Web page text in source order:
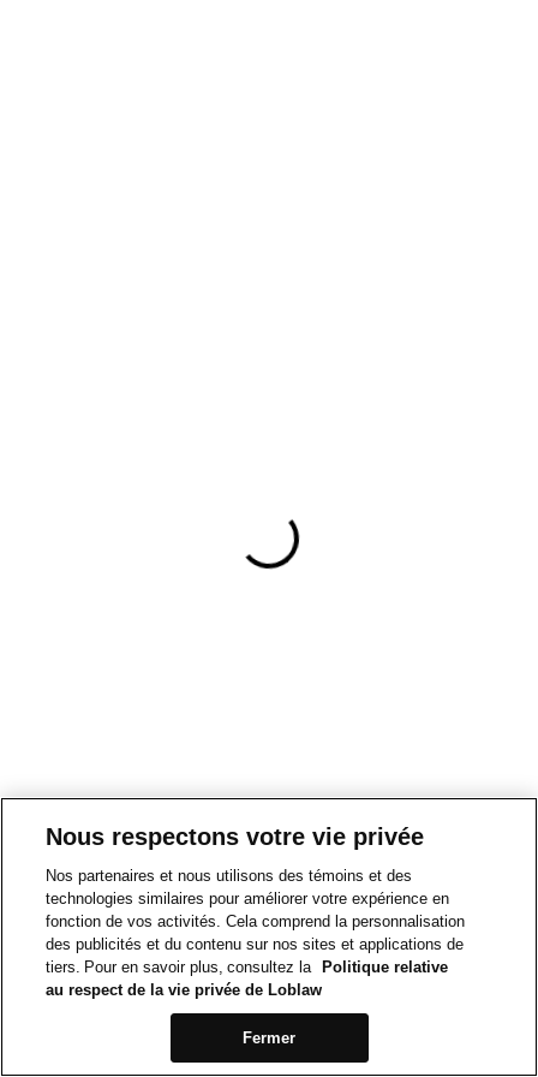
Nous respectons votre vie privée
Nos partenaires et nous utilisons des témoins et des
technologies similaires pour améliorer votre expérience en
fonction de vos activités. Cela comprend la personnalisation
des publicités et du contenu sur nos sites et applications de
tiers. Pour en savoir plus, consultez la
Politique relative
au respect de la vie privée de Loblaw
Fermer